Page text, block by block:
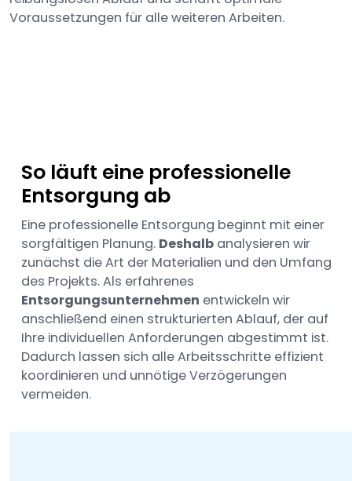
Voraussetzungen für alle weiteren Arbeiten.
So läuft eine professionelle
Entsorgung ab
Eine professionelle Entsorgung beginnt mit einer
sorgfältigen Planung. Deshalb analysieren wir
zunächst die Art der Materialien und den Umfang
des Projekts. Als erfahrenes
Entsorgungsunternehmen entwickeln wir
anschließend einen strukturierten Ablauf, der auf
Ihre individuellen Anforderungen abgestimmt ist.
Dadurch lassen sich alle Arbeitsschritte effizient
koordinieren und unnötige Verzögerungen
vermeiden.